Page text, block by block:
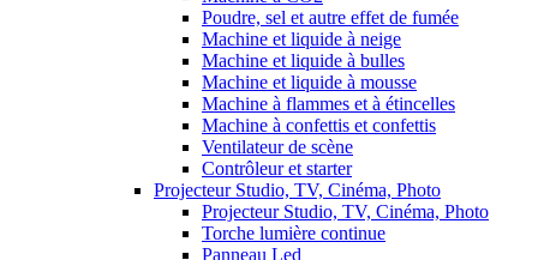
Poudre, sel et autre effet de fumée
Machine et liquide à neige
Machine et liquide à bulles
Machine et liquide à mousse
Machine à flammes et à étincelles
Machine à confettis et confettis
Ventilateur de scène
Contrôleur et starter
Projecteur Studio, TV, Cinéma, Photo
Projecteur Studio, TV, Cinéma, Photo
Torche lumière continue
Panneau Led